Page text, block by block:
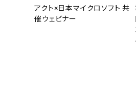
アクト×日本マイクロソフト 共
催ウェビナー